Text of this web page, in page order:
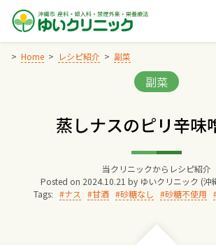
Skip
content
Home レシピ紹介 副菜
Categories:
副菜
蒸しナスのピリ辛味
当クリニックからレシピ紹介
Posted on 2024.10.21 by ゆいクリニック (沖
Tags:
ナス 甘酒 砂糖なし 砂糖不使用
院長からのごあいさつ